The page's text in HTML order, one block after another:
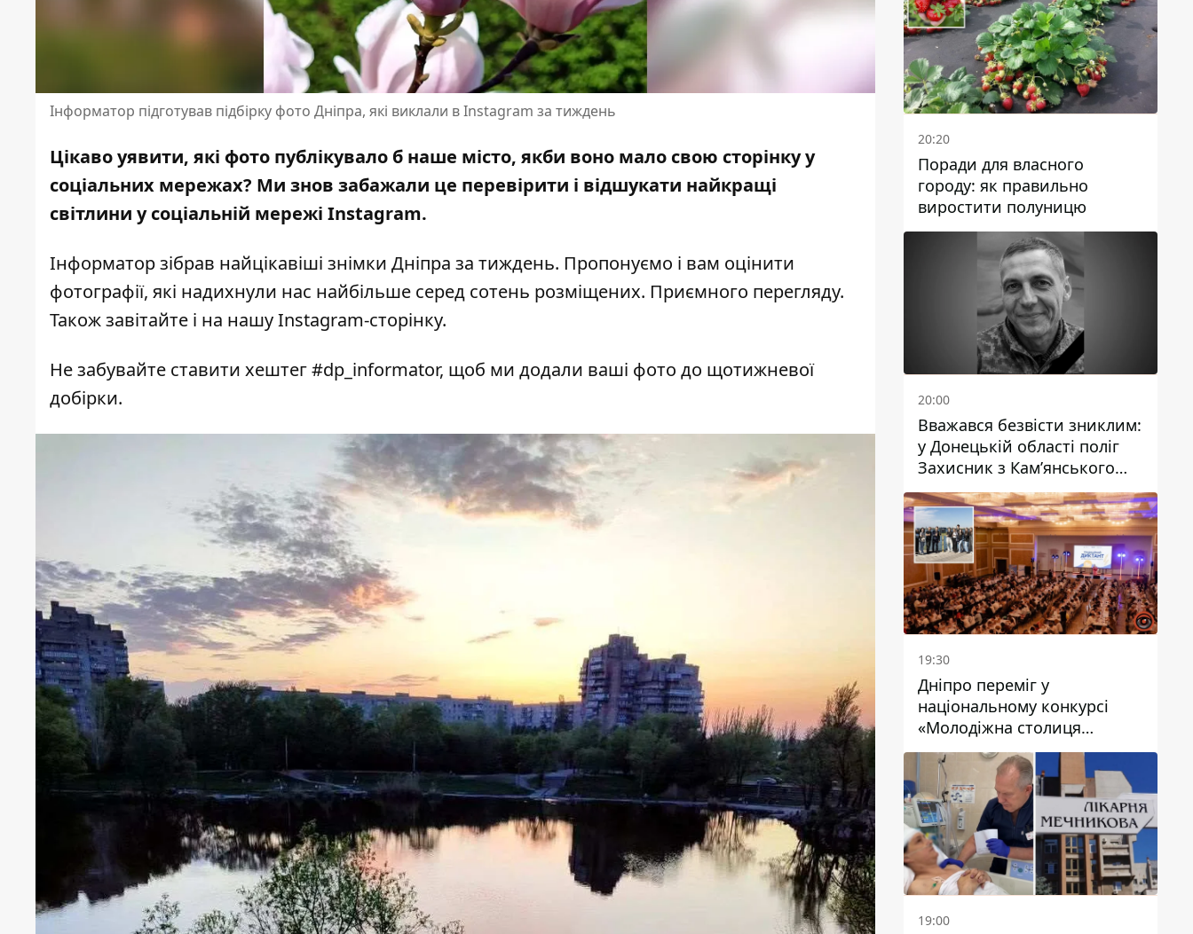
Інформатор підготував підбірку фото Дніпра, які виклали в Instagram за тиждень
Цікаво уявити, які фото публікувало б наше місто, якби воно мало свою сторінку у
соціальних мережах? Ми знов забажали це перевірити і відшукати найкращі
світлини у соціальній мережі Instagram.
Інформатор зібрав найцікавіші знімки Дніпра за тиждень. Пропонуємо і вам оцінити
фотографії, які надихнули нас найбільше серед сотень розміщених. Приємного перегляду.
Також завітайте і на нашуInstagram-сторінку.
Не забувайте ставити хештег #dp_informator, щоб ми додали ваші фото до щотижневої
добірки.
20:20
Поради для власного
городу: як правильно
виростити полуницю
20:00
Вважався безвісти зниклим:
у Донецькій області поліг
Захисник з Кам’янського
Антон Красовський
19:30
Дніпро переміг у
національному конкурсі
«Молодіжна столиця
України – 2026»
19:00